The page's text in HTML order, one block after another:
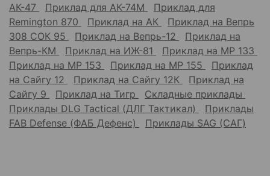
АК-47
Приклад для АК-74М
Приклад для
Remington 870
Приклад на АК
Приклад на Вепрь
308 СОК 95
Приклад на Вепрь-12
Приклад на
Вепрь-КМ
Приклад на ИЖ-81
Приклад на МР 133
Приклад на МР 153
Приклад на МР 155
Приклад
на Сайгу 12
Приклад на Сайгу 12К
Приклад на
Сайгу 9
Приклад на Тигр
Складные приклады
Приклады DLG Tactical (ДЛГ Тактикал)
Приклады
FAB Defense (ФАБ Дефенс)
Приклады SAG (САГ)